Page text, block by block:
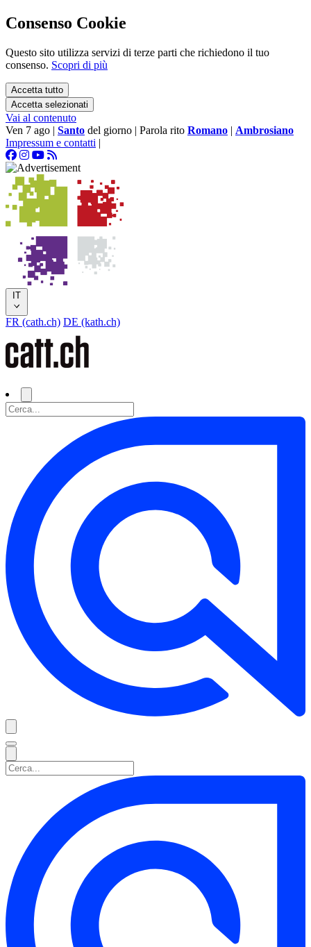
Consenso Cookie
Questo sito utilizza servizi di terze parti che richiedono il tuo
consenso. Scopri di più
Accetta tutto
Accetta selezionati
Vai al contenuto
Ven 7 ago | Santo del giorno | Parola rito Romano | Ambrosiano
Impressum e contatti |
IT
FR (cath.ch) DE (kath.ch)